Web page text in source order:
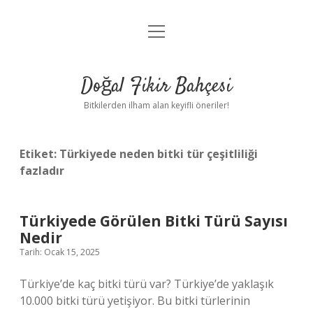
Anasayfa
Yasal Uyarı
menüyü
Doğal Fikir Bahçesi
Bitkilerden ilham alan keyifli öneriler!
Etiket: Türkiyede neden bitki tür çeşitliliği
fazladır
Türkiyede Görülen Bitki Türü Sayısı
Nedir
Tarih: Ocak 15, 2025
Türkiye’de kaç bitki türü var? Türkiye’de yaklaşık
10.000 bitki türü yetişiyor. Bu bitki türlerinin